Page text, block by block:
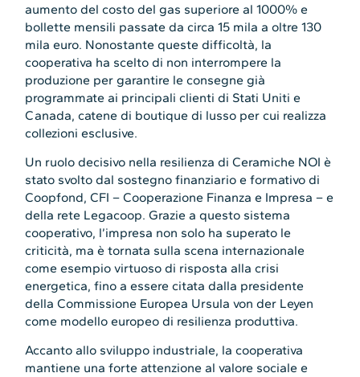
aumento del costo del gas superiore al 1000% e
bollette mensili passate da circa 15 mila a oltre 130
mila euro. Nonostante queste difficoltà, la
cooperativa ha scelto di non interrompere la
produzione per garantire le consegne già
programmate ai principali clienti di Stati Uniti e
Canada, catene di boutique di lusso per cui realizza
collezioni esclusive.
Un ruolo decisivo nella resilienza di Ceramiche NOI è
stato svolto dal sostegno finanziario e formativo di
Coopfond, CFI – Cooperazione Finanza e Impresa – e
della rete Legacoop. Grazie a questo sistema
cooperativo, l’impresa non solo ha superato le
criticità, ma è tornata sulla scena internazionale
come esempio virtuoso di risposta alla crisi
energetica, fino a essere citata dalla presidente
della Commissione Europea Ursula von der Leyen
come modello europeo di resilienza produttiva.
Accanto allo sviluppo industriale, la cooperativa
mantiene una forte attenzione al valore sociale e